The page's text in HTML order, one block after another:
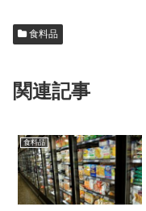
食料品
関連記事
食料品